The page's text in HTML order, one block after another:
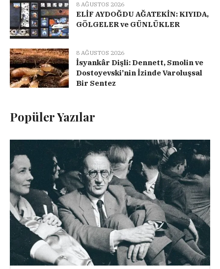
8 AĞUSTOS 2026
ELİF AYDOĞDU AĞATEKİN: KIYIDA,
GÖLGELER ve GÜNLÜKLER
8 AĞUSTOS 2026
İsyankâr Dişli: Dennett, Smolin ve
Dostoyevski’nin İzinde Varoluşsal
Bir Sentez
Popüler Yazılar